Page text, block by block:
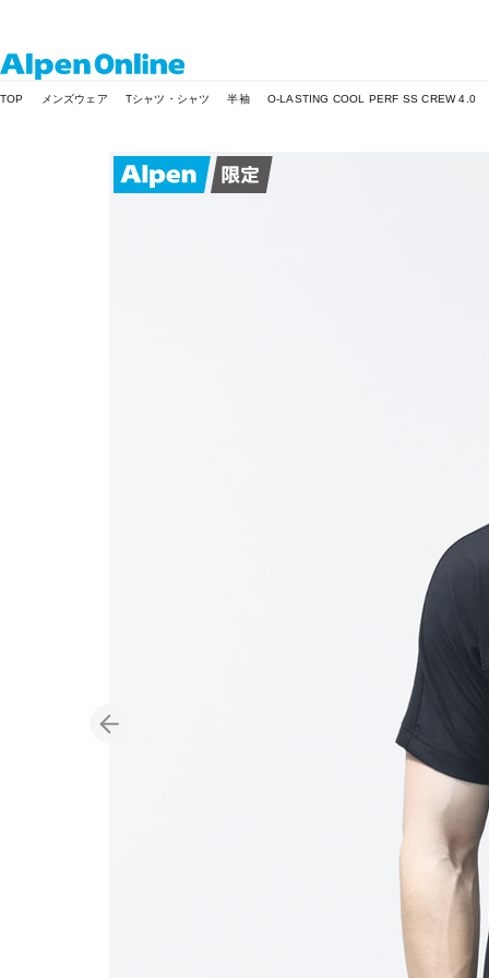
Online
TOP メンズウェア Tシャツ・シャツ 半袖 O-LASTING COOL PERF SS CREW 4.0